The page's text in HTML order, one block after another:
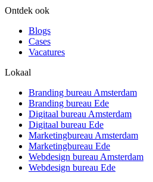
Ontdek ook
Blogs
Cases
Vacatures
Lokaal
Branding bureau Amsterdam
Branding bureau Ede
Digitaal bureau Amsterdam
Digitaal bureau Ede
Marketingbureau Amsterdam
Marketingbureau Ede
Webdesign bureau Amsterdam
Webdesign bureau Ede